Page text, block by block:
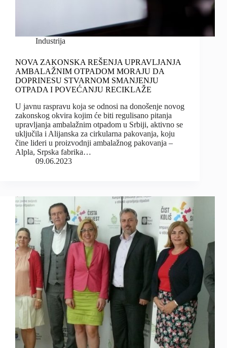
Industrija
NOVA ZAKONSKA REŠENJA UPRAVLJANJA
AMBALAŽNIM OTPADOM MORAJU DA
DOPRINESU STVARNOM SMANJENJU
OTPADA I POVEĆANJU RECIKLAŽE
U javnu raspravu koja se odnosi na donošenje novog
zakonskog okvira kojim će biti regulisano pitanja
upravljanja ambalažnim otpadom u Srbiji, aktivno se
uključila i Alijanska za cirkularna pakovanja, koju
čine lideri u proizvodnji ambalažnog pakovanja –
Alpla, Srpska fabrika…
09.06.2023